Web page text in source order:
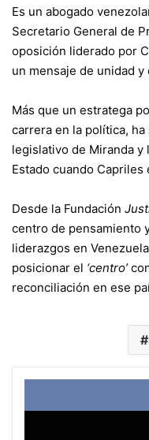
Es un abogado
Secretario General de
oposición liderado por
un mensaje de unidad
Más que un estratega
carrera en la política,
legislativo de Miranda y
Estado cuando Capriles
Desde la Fundación
centro de pensamiento
liderazgos en
posicionar el ‘centro’
reconciliación en ese